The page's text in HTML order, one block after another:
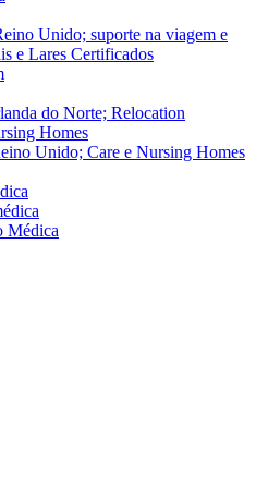
Unido; suporte na viagem e
e Lares Certificados
do Norte; Relocation
Homes
Unido; Care e Nursing Homes
Médica